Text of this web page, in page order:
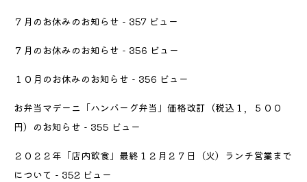
７月のお休みのお知らせ - 357 ビュー
７月のお休みのお知らせ - 356 ビュー
１０月のお休みのお知らせ - 356 ビュー
お弁当マデーニ「ハンバーグ弁当」価格改訂（税込１，５００
円）のお知らせ - 355 ビュー
２０２２年「店内飲食」最終１２月２７日（火）ランチ営業まで
について - 352 ビュー